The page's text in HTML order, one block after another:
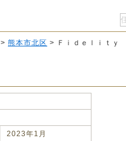
> 熊本市北区 > Ｆｉｄｅｌｉｔｙ
2023年1月